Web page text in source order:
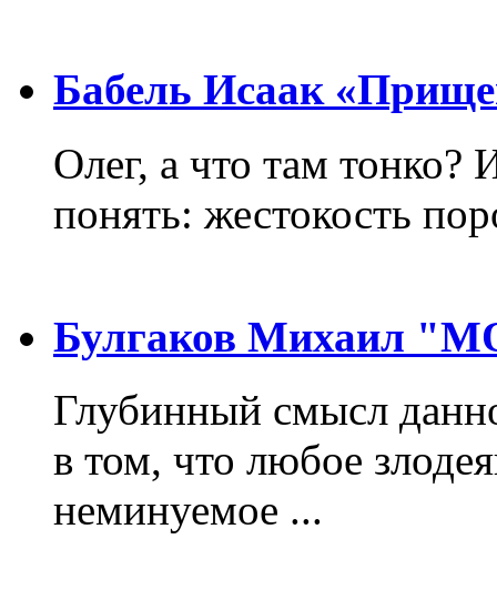
Бабель Исаак
Олег, а что там тонко?
понять: жестокость
Булгаков Михаил
Глубинный смысл
в том, что любое
неминуемое ...